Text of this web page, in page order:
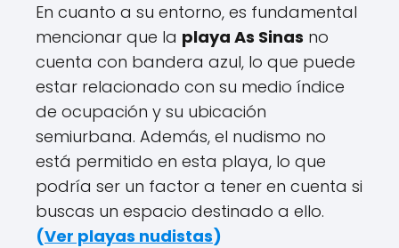
En cuanto a su entorno, es fundamental
mencionar que la playa As Sinas no
cuenta con bandera azul, lo que puede
estar relacionado con su medio índice
de ocupación y su ubicación
semiurbana. Además, el nudismo no
está permitido en esta playa, lo que
podría ser un factor a tener en cuenta si
buscas un espacio destinado a ello.
(Ver playas nudistas)